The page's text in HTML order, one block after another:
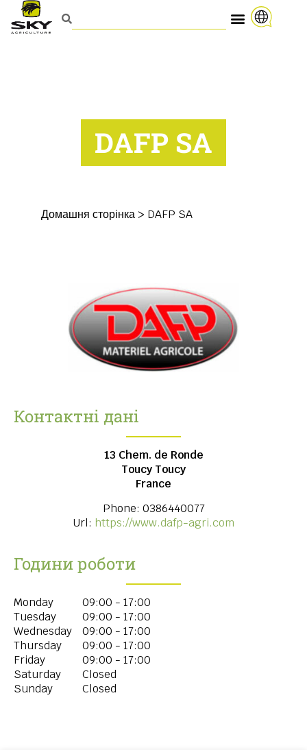
DAFP SA
Домашня сторінка > DAFP SA
Контактні дані
13 Chem. de Ronde
Toucy Toucy
France
Phone: 0386440077
Url: https://www.dafp-agri.com
Години роботи
Monday
09:00 - 17:00
Tuesday
09:00 - 17:00
Wednesday
09:00 - 17:00
Thursday
09:00 - 17:00
Friday
09:00 - 17:00
Saturday
Closed
Sunday
Closed